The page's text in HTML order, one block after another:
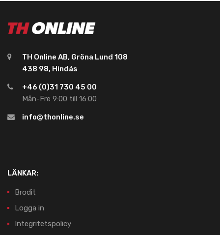
TH Online AB, Gröna Lund 108
438 98, Hindås
+46 (0)31 730 45 00
Mån-Fre 9:00 till 16:00
info@thonline.se
LÄNKAR:
Brodit
Logga in
Integritetspolicy